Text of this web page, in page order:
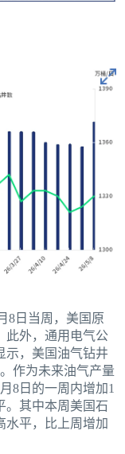
8日当周，美国原
此外，通用电气公
示，美国油气钻井
作为未来油气产量
8日的一周内增加1
。其中本周美国石
水平，比上周增加